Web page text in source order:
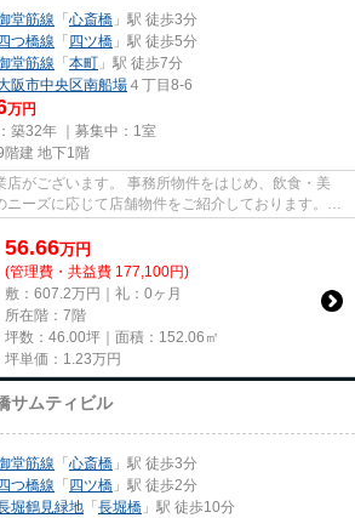
堂筋線 「心斎橋 」駅 徒歩3分
つ橋線 「四ツ橋 」駅 徒歩5分
堂筋線 「本町 」駅 徒歩7分
阪市中央区南船場 ４丁目8-6
万円
築32年 ｜募集中： 1室
階建 地下1階
がございます。 事務所物件をはじめ、飲食・美
ーズに応じて店舗物件をご紹介しております。
切...
56.66万円
(管理費・共益費 177,100円)
敷：607.2万円｜礼：0ヶ月
所在階：7階
坪数：46.00坪｜面積：152.06㎡
坪単価： 1.23万円
サムティビル
堂筋線 「心斎橋 」駅 徒歩3分
つ橋線 「四ツ橋 」駅 徒歩2分
堀鶴見緑地 「長堀橋 」駅 徒歩10分